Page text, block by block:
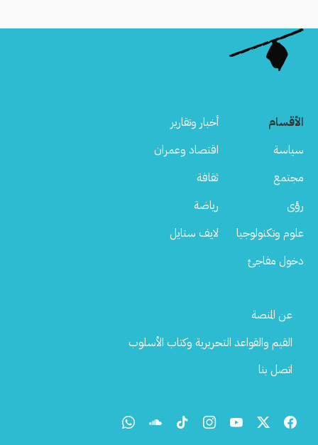
الأقسام
أخبار وتقارير
سياسة
اقتصاد وعمران
مجتمع
ثقافة
رؤى
رياضة
علوم وتكنولوجيا
لايف ستايل
دخول مفاجئ
Footer
عن المنصة
القيم والقواعد التحريرية وكتاب الأسلوب
اتصل بنا